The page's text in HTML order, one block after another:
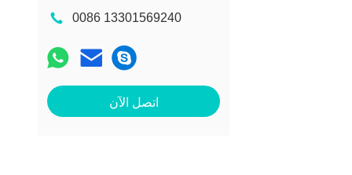
0086 13301569240
اتصل الآن